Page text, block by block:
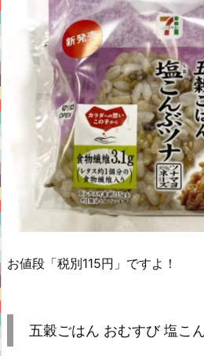
お値段「税別115円」ですよ！
五穀ごはん おむすび 塩こ